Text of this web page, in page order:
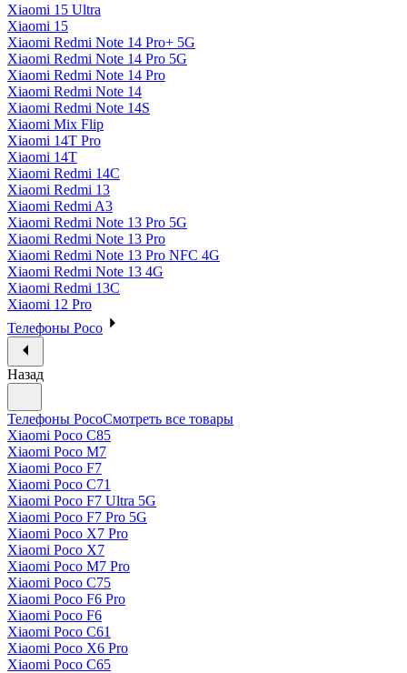
Xiaomi 15 Ultra
Xiaomi 15
Xiaomi Redmi Note 14 Pro+ 5G
Xiaomi Redmi Note 14 Pro 5G
Xiaomi Redmi Note 14 Pro
Xiaomi Redmi Note 14
Xiaomi Redmi Note 14S
Xiaomi Mix Flip
Xiaomi 14T Pro
Xiaomi 14T
Xiaomi Redmi 14C
Xiaomi Redmi 13
Xiaomi Redmi A3
Xiaomi Redmi Note 13 Pro 5G
Xiaomi Redmi Note 13 Pro
Xiaomi Redmi Note 13 Pro NFC 4G
Xiaomi Redmi Note 13 4G
Xiaomi Redmi 13C
Xiaomi 12 Pro
Телефоны Poco
Назад
Телефоны PocoСмотреть все товары
Xiaomi Poco C85
Xiaomi Poco M7
Xiaomi Poco F7
Xiaomi Poco C71
Xiaomi Poco F7 Ultra 5G
Xiaomi Poco F7 Pro 5G
Xiaomi Poco X7 Pro
Xiaomi Poco X7
Xiaomi Poco M7 Pro
Xiaomi Poco C75
Xiaomi Poco F6 Pro
Xiaomi Poco F6
Xiaomi Poco C61
Xiaomi Poco X6 Pro
Xiaomi Poco C65